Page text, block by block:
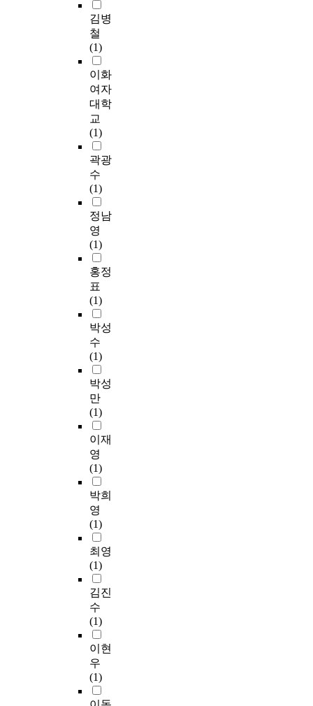
김병
철
(1)
이화
여자
대학
교
(1)
곽광
수
(1)
정남
영
(1)
홍정
표
(1)
박성
수
(1)
박성
만
(1)
이재
영
(1)
박희
영
(1)
최영
(1)
김진
수
(1)
이현
우
(1)